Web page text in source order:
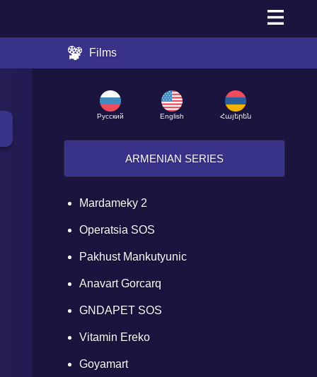
Films
Русский English Հայերեն
ARMENIAN SERIES
Mardameky 2
Operatsia SOS
Pakhust Mankutyunic
Anavart Gorcarq
GNDAPET SOS
Vitamin Ereko
Goyamart